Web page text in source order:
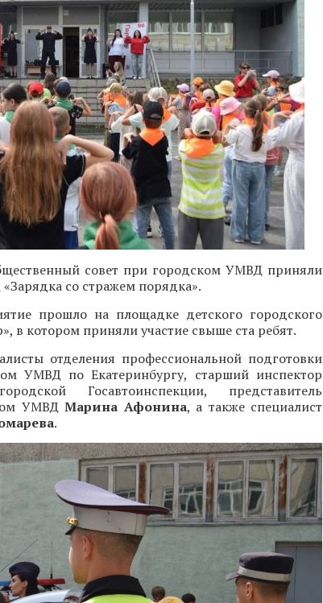
совет при городском УМВД приняли
со стражем порядка».
прошло на площадке детского городского
в котором приняли участие свыше ста ребят.
отделения профессиональной подготовки
УМВД по Екатеринбургу, старший инспектор
Госавтоинспекции, представитель
УМВДМарина Афонина, а также специалист
.